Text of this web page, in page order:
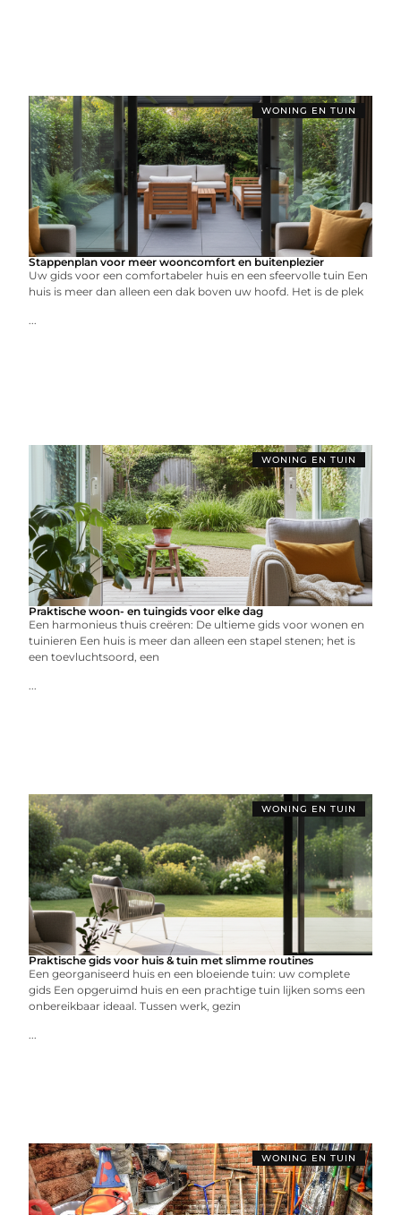
WONING EN TUIN
Stappenplan voor meer wooncomfort en buitenplezier
Uw gids voor een comfortabeler huis en een sfeervolle tuin Een
huis is meer dan alleen een dak boven uw hoofd. Het is de plek
...
WONING EN TUIN
Praktische woon- en tuingids voor elke dag
Een harmonieus thuis creëren: De ultieme gids voor wonen en
tuinieren Een huis is meer dan alleen een stapel stenen; het is
een toevluchtsoord, een
...
WONING EN TUIN
Praktische gids voor huis & tuin met slimme routines
Een georganiseerd huis en een bloeiende tuin: uw complete
gids Een opgeruimd huis en een prachtige tuin lijken soms een
onbereikbaar ideaal. Tussen werk, gezin
...
WONING EN TUIN